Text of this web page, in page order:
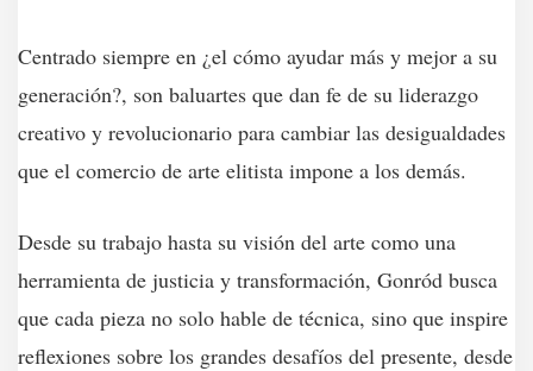
Centrado siempre en ¿el cómo ayudar más y mejor a su
generación?, son baluartes que dan fe de su liderazgo
creativo y revolucionario para cambiar las desigualdades
que el comercio de arte elitista impone a los demás.
Desde su trabajo hasta su visión del arte como una
herramienta de justicia y transformación, Gonród busca
que cada pieza no solo hable de técnica, sino que inspire
reflexiones sobre los grandes desafíos del presente, desde